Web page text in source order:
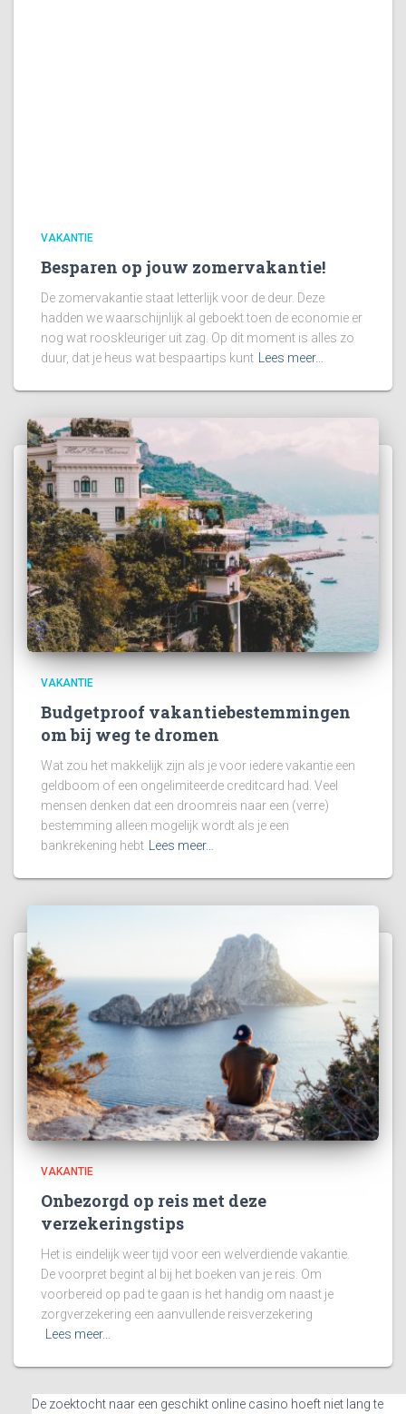
VAKANTIE
Besparen op jouw zomervakantie!
De zomervakantie staat letterlijk voor de deur. Deze
hadden we waarschijnlijk al geboekt toen de economie er
nog wat rooskleuriger uit zag. Op dit moment is alles zo
duur, dat je heus wat bespaartips kunt
Lees meer…
VAKANTIE
Budgetproof vakantiebestemmingen
om bij weg te dromen
Wat zou het makkelijk zijn als je voor iedere vakantie een
geldboom of een ongelimiteerde creditcard had. Veel
mensen denken dat een droomreis naar een (verre)
bestemming alleen mogelijk wordt als je een
bankrekening hebt Lees meer…
VAKANTIE
Onbezorgd op reis met deze
verzekeringstips
Het is eindelijk weer tijd voor een welverdiende vakantie.
De voorpret begint al bij het boeken van je reis. Om
voorbereid op pad te gaan is het handig om naast je
zorgverzekering een aanvullende reisverzekering
Lees meer…
De zoektocht naar een geschikt online casino hoeft niet lang te